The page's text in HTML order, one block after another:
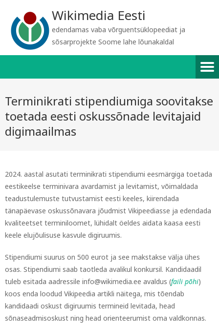
Wikimedia Eesti
edendamas vaba võrguentsüklopeediat ja
sõsarprojekte Soome lahe lõunakaldal
Terminikrati stipendiumiga soovitakse
toetada eesti oskussõnade levitajaid
digimaailmas
2024. aastal asutati terminikrati stipendiumi eesmärgiga toetada
eestikeelse terminivara avardamist ja levitamist, võimaldada
teadustulemuste tutvustamist eesti keeles, kiirendada
tänapäevase oskussõnavara jõudmist Vikipeediasse ja edendada
kvaliteetset terminiloomet, lühidalt öeldes aidata kaasa eesti
keele elujõulisuse kasvule digiruumis.
Stipendiumi suurus on 500 eurot ja see makstakse välja ühes
osas. Stipendiumi saab taotleda avalikul konkursil. Kandidaadil
tuleb esitada aadressile info@wikimedia.ee avaldus (faili põhi)
koos enda loodud Vikipeedia artikli näitega, mis tõendab
kandidaadi oskust digiruumis termineid levitada, head
sõnaseadmisoskust ning head orienteerumist oma valdkonnas.